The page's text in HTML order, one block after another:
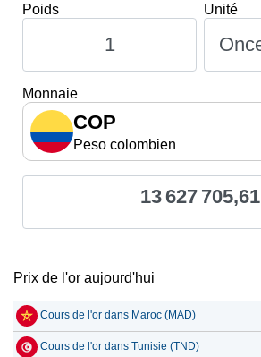
Poids Unité
Monnaie
COP
Peso colombien
13 627 705,61
Prix de l'or aujourd'hui
Cours de l'or dans Maroc (MAD)
Cours de l'or dans Tunisie (TND)